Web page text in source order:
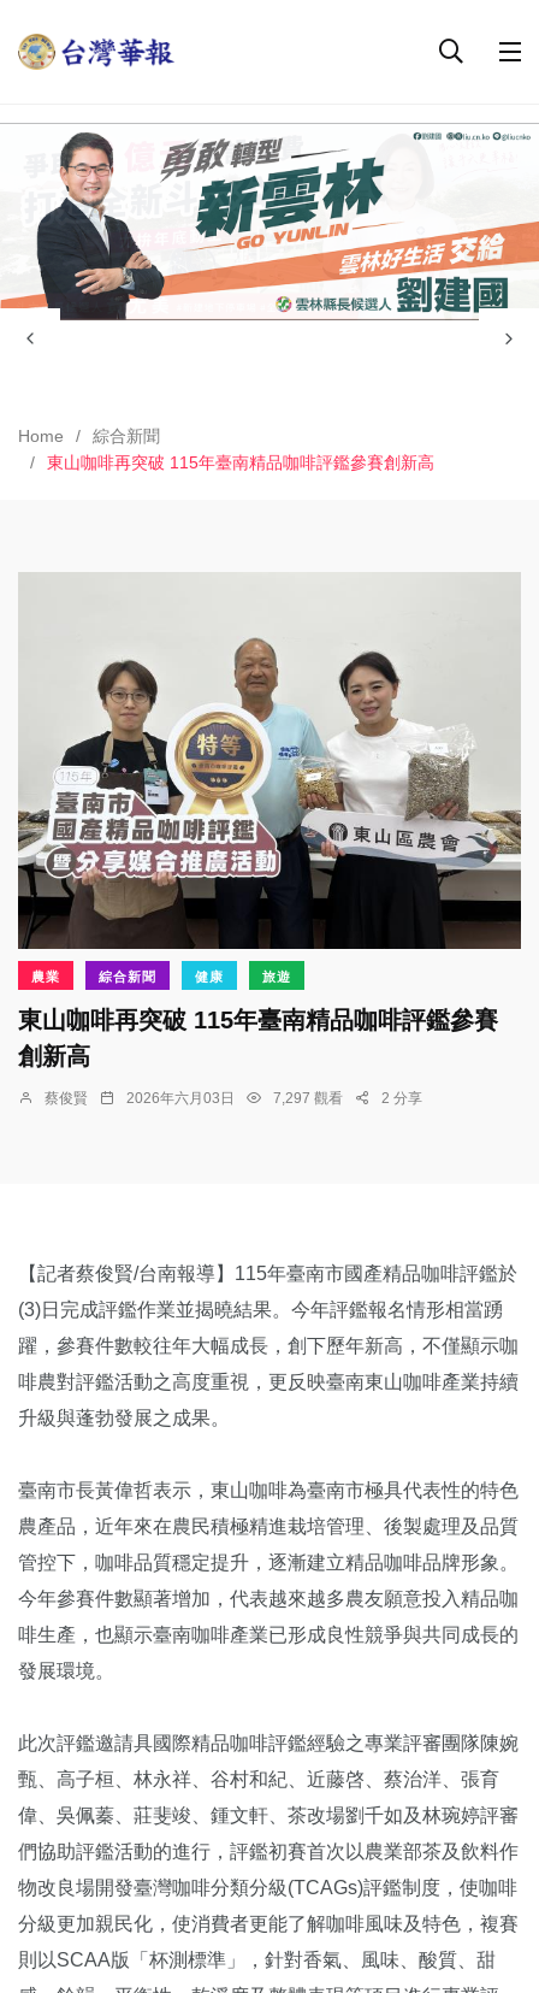
Home
綜合新聞
東山咖啡再突破 115年臺南精品咖啡評鑑參賽創新高
農業 綜合新聞 健康 旅遊
東山咖啡再突破 115年臺南精品咖啡評鑑參賽
創新高
蔡俊賢 2026年六月03日 7,297 觀看 2 分享
【記者蔡俊賢/台南報導】115年臺南市國產精品咖啡評鑑於
(3)日完成評鑑作業並揭曉結果。今年評鑑報名情形相當踴
躍，參賽件數較往年大幅成長，創下歷年新高，不僅顯示咖
啡農對評鑑活動之高度重視，更反映臺南東山咖啡產業持續
升級與蓬勃發展之成果。
臺南市長黃偉哲表示，東山咖啡為臺南市極具代表性的特色
農產品，近年來在農民積極精進栽培管理、後製處理及品質
管控下，咖啡品質穩定提升，逐漸建立精品咖啡品牌形象。
今年參賽件數顯著增加，代表越來越多農友願意投入精品咖
啡生產，也顯示臺南咖啡產業已形成良性競爭與共同成長的
發展環境。
此次評鑑邀請具國際精品咖啡評鑑經驗之專業評審團隊陳婉
甄、高子桓、林永祥、谷村和紀、近藤啓、蔡治洋、張育
偉、吳佩蓁、莊斐竣、鍾文軒、茶改場劉千如及林琬婷評審
們協助評鑑活動的進行，評鑑初賽首次以農業部茶及飲料作
物改良場開發臺灣咖啡分類分級(TCAGs)評鑑制度，使咖啡
分級更加親民化，使消費者更能了解咖啡風味及特色，複賽
則以SCAA版「杯測標準」，針對香氣、風味、酸質、甜